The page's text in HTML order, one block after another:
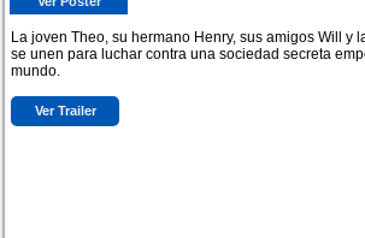
La joven Theo, su hermano Henry, sus amigos Will y
se unen para luchar contra una sociedad secreta
mundo.
Ver Trailer